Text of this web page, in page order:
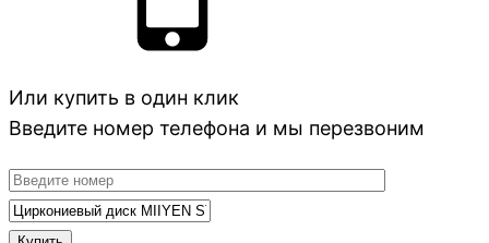
Или купить в один клик
Введите номер телефона и мы перезвоним